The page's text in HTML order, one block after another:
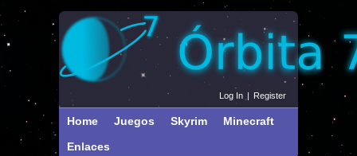
Log In | Register
Home Juegos Skyrim
Minecraft
Enlaces